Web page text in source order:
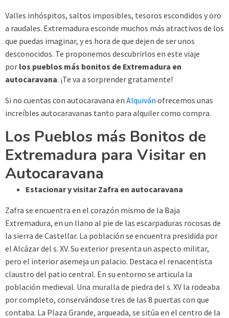
Valles inhóspitos, saltos imposibles, tesoros escondidos y oro
a raudales. Extremadura esconde muchos más atractivos de los
que puedas imaginar, y es hora de que dejen de ser unos
desconocidos. Te proponemos descubrirlos en este viaje
por los pueblos más bonitos de Extremadura en
autocaravana. ¡Te va a sorprender gratamente!
Si no cuentas con autocaravana en Alquiván ofrecemos unas
increíbles autocaravanas tanto para alquiler como compra.
Los Pueblos más Bonitos de
Extremadura para Visitar en
Autocaravana
Estacionar y visitar Zafra en autocaravana
Zafra se encuentra en el corazón mismo de la Baja
Extremadura, en un llano al pie de las escarpaduras rocosas de
la sierra de Castellar. La población se encuentra presidida por
el Alcázar del s. XV. Su exterior presenta un aspecto militar,
pero el interior asemeja un palacio. Destaca el renacentista
claustro del patio central. En su entorno se articula la
población medieval. Una muralla de piedra del s. XV la rodeaba
por completo, conservándose tres de las 8 puertas con que
contaba. La Plaza Grande, arqueada, se sitúa en el centro de la